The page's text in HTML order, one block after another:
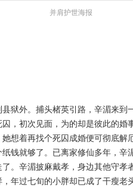
并肩护世海报
狱外。捕头楮英引路，辛湄来
，初次见面，为的却是彼此的
想着再找个死囚成婚便可彻底
钱就够了。已离家修仙多年，
。辛湄披麻戴孝，身边其他守
年过七旬的小胖却已成了干瘦